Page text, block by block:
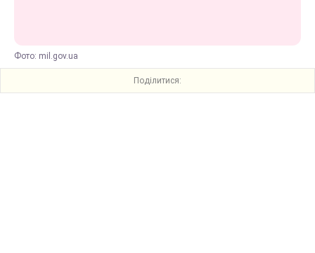
Фото: mil.gov.ua
Поділитися: